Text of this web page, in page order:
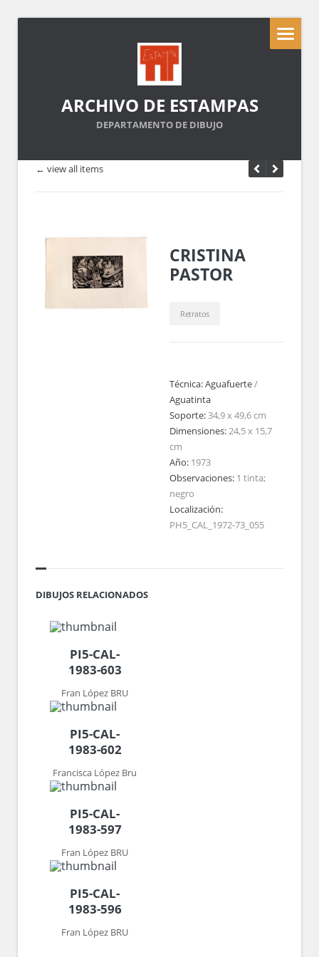
ARCHIVO DE ESTAMPAS
DEPARTAMENTO DE DIBUJO
← view all items
CRISTINA
PASTOR
Retratos
Técnica:Aguafuerte/
Aguatinta
Soporte:34,9 x 49,6 cm
Dimensiones:24,5 x 15,7
cm
Año: 1973
Observaciones: 1 tinta;
negro
Localización:
PH5_CAL_1972-73_055
DIBUJOS RELACIONADOS
PI5-CAL-
1983-603
Fran López BRU
PI5-CAL-
1983-602
Francisca López Bru
PI5-CAL-
1983-597
Fran López BRU
PI5-CAL-
1983-596
Fran López BRU